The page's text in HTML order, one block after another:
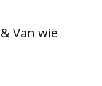
Van wie